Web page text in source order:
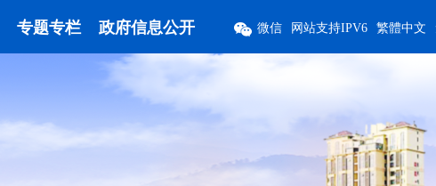
专题专栏 政府信息公开 微信 网站支持IPV6 繁體中文